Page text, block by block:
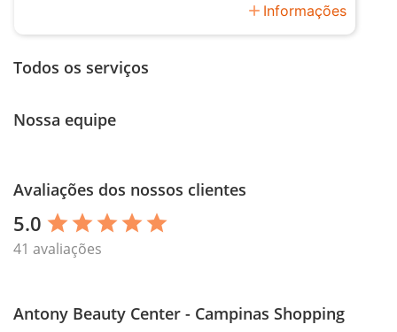
add Informações
Todos os serviços
Nossa equipe
Avaliações dos nossos clientes
5.0 star star star star star
41 avaliações
Antony Beauty Center - Campinas Shopping